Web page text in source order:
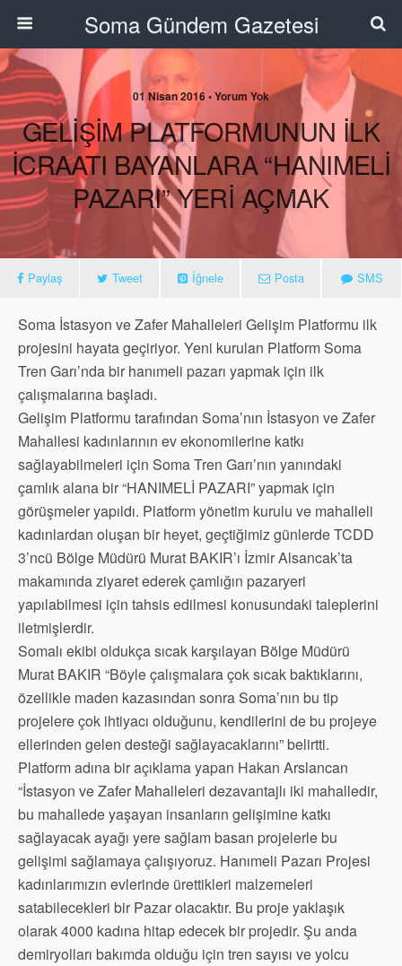
Soma Gündem Gazetesi
01 Nisan 2016 • Yorum Yok
GELİŞİM PLATFORMUNUN İLK
İCRAATI BAYANLARA “HANIMELİ
PAZARI” YERİ AÇMAK
Paylaş Tweet İğnele Posta SMS
Soma İstasyon ve Zafer Mahalleleri Gelişim Platformu ilk
projesini hayata geçiriyor. Yeni kurulan Platform Soma
Tren Garı’nda bir hanımeli pazarı yapmak için ilk
çalışmalarına başladı.
Gelişim Platformu tarafından Soma’nın İstasyon ve Zafer
Mahallesi kadınlarının ev ekonomilerine katkı
sağlayabilmeleri için Soma Tren Garı’nın yanındaki
çamlık alana bir “HANIMELİ PAZARI” yapmak için
görüşmeler yapıldı. Platform yönetim kurulu ve mahalleli
kadınlardan oluşan bir heyet, geçtiğimiz günlerde TCDD
3’ncü Bölge Müdürü Murat BAKIR’ı İzmir Alsancak’ta
makamında ziyaret ederek çamlığın pazaryeri
yapılabilmesi için tahsis edilmesi konusundaki taleplerini
iletmişlerdir.
Somalı ekibi oldukça sıcak karşılayan Bölge Müdürü
Murat BAKIR “Böyle çalışmalara çok sıcak baktıklarını,
özellikle maden kazasından sonra Soma’nın bu tip
projelere çok ihtiyacı olduğunu, kendilerini de bu projeye
ellerinden gelen desteği sağlayacaklarını” belirtti.
Platform adına bir açıklama yapan Hakan Arslancan
“İstasyon ve Zafer Mahalleleri dezavantajlı iki mahalledir,
bu mahallede yaşayan insanların gelişimine katkı
sağlayacak ayağı yere sağlam basan projelerle bu
gelişimi sağlamaya çalışıyoruz. Hanımeli Pazarı Projesi
kadınlarımızın evlerinde ürettikleri malzemeleri
satabilecekleri bir Pazar olacaktır. Bu proje yaklaşık
olarak 4000 kadına hitap edecek bir projedir. Şu anda
demiryolları bakımda olduğu için tren sayısı ve yolcu